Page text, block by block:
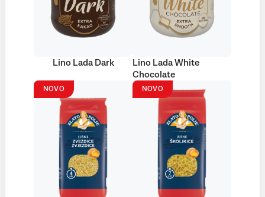
Lino Lada Dark
Lino Lada White
Chocolate
NOVO NOVO